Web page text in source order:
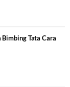
Tata Cara